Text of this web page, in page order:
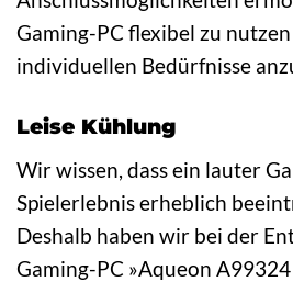
Gaming-PC flexibel zu
individuellen Bedürfnisse
Leise Kühlung
Wir wissen, dass ein lauter
Spielerlebnis erheblich
Deshalb haben wir bei der
Gaming-PC »Aqueon